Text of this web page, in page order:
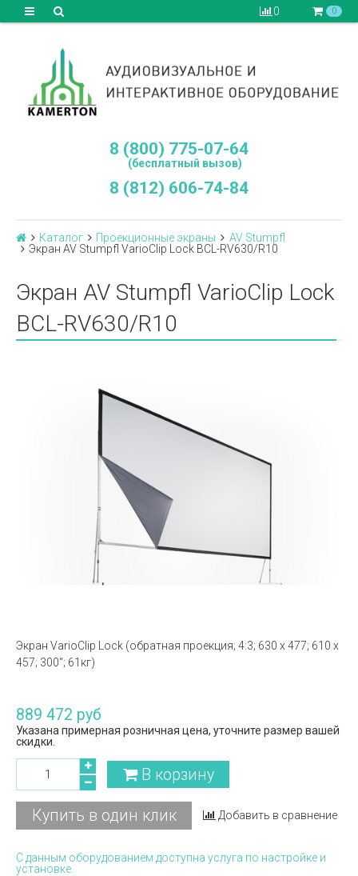
0 0
8 (800) 775-07-64
(бесплатный вызов)
8 (812) 606-74-84
Каталог Проекционные экраны
AV Stumpfl
Экран AV Stumpfl VarioClip Lock BCL-RV630/R10
Экран AV Stumpfl VarioClip Lock
BCL-RV630/R10
Экран VarioClip Lock (обратная проекция; 4:3; 630 x 477; 610 x
457; 300“; 61кг)
889 472 руб
Указана примерная розничная цена, уточните размер вашей
скидки.
В корзину
Купить в один клик Добавить в сравнение
С данным оборудованием доступна услуга по настройке и
установке.